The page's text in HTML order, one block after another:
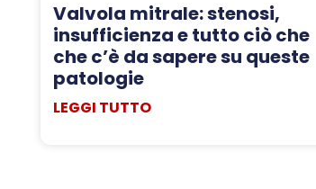
Valvola mitrale: stenosi,
insufficienza e tutto ciò che
che c’è da sapere su queste
patologie
LEGGI TUTTO